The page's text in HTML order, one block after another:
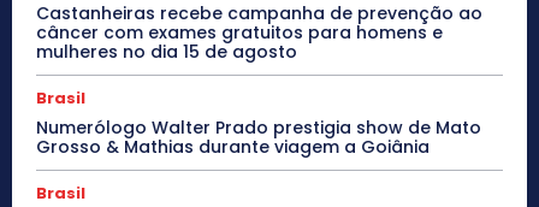
Castanheiras recebe campanha de prevenção ao
câncer com exames gratuitos para homens e
mulheres no dia 15 de agosto
Brasil
Numerólogo Walter Prado prestigia show de Mato
Grosso & Mathias durante viagem a Goiânia
Brasil